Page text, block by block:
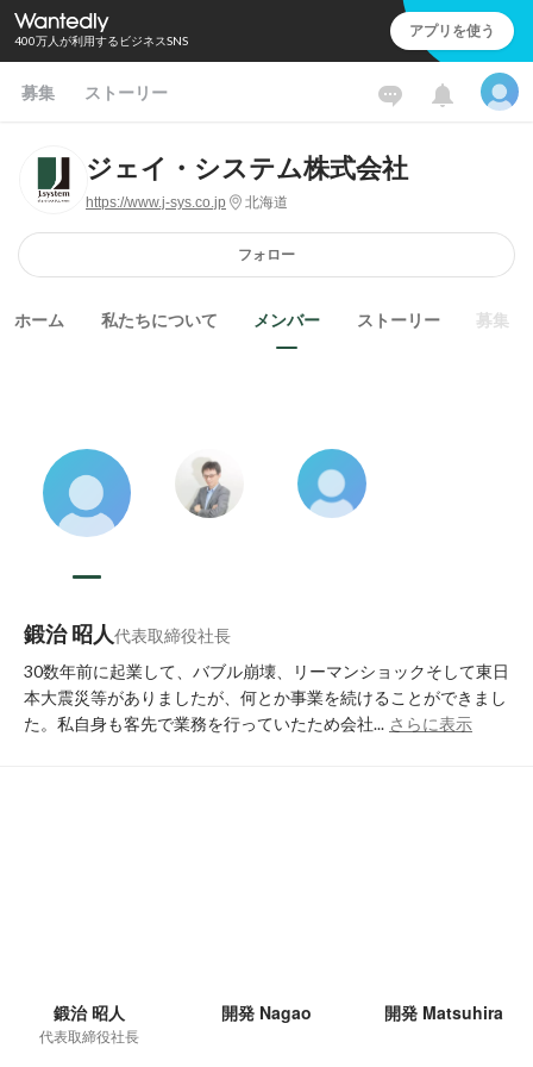
400万人が利用するビジネスSNS アプリを使う
募集 ストーリー
ジェイ・システム株式会社
https://www.j-sys.co.jp 北海道
フォロー
ホーム 私たちについて メンバー ストーリー 募集
鍛治 昭人代表取締役社長
30数年前に起業して、バブル崩壊、リーマンショックそして東日
本大震災等がありましたが、何とか事業を続けることができまし
た。私自身も客先で業務を行っていたため会社... さらに表示
鍛治 昭人
代表取締役社長
開発 Nagao 開発 Matsuhira